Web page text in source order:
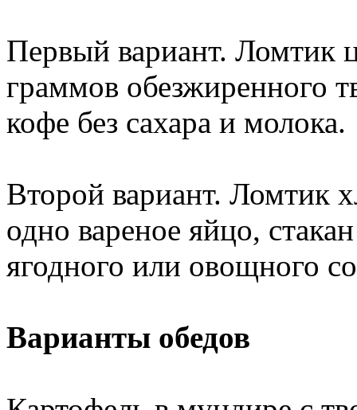
Первый вариант. Ломтик
граммов обезжиренного
кофе без сахара и молока.
Второй вариант. Ломтик
одно вареное яйцо,
ягодного или овощного
Варианты обедов